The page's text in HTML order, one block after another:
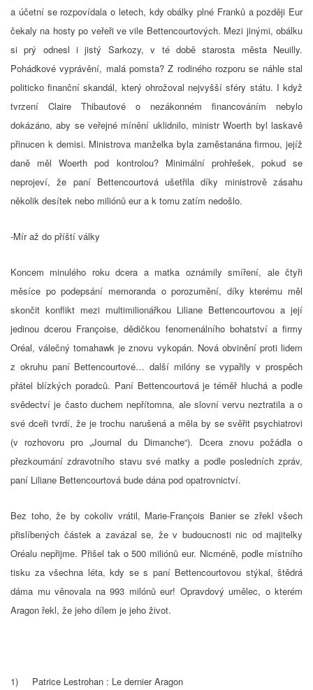
a účetní se rozpovídala o letech, kdy obálky plné Franků a později Eur
čekaly na hosty po veřeři ve vile Bettencourtových. Mezi jinými, obálku
si prý odnesl i jistý Sarkozy, v té době starosta města Neuilly.
Pohádkové vyprávění, malá pomsta? Z rodiného rozporu se náhle stal
politicko finanční skandál, který ohrožoval nejvyšší sféry státu. I když
tvrzení Claire Thibautové o nezákonném financováním nebylo
dokázáno, aby se veřejné mínění uklidnilo, ministr Woerth byl laskavě
přinucen k demisi. Ministrova manželka byla zaměstanána firmou, jejíž
daně měl Woerth pod kontrolou? Minimální prohřešek, pokud se
neprojeví, že paní Bettencourtová ušetřila díky ministrově zásahu
několik desítek nebo miliónů eur a k tomu zatím nedošlo.
-Mír až do příští války
Koncem minulého roku dcera a matka oznámily smíření, ale čtyři
měsíce po podepsání memoranda o porozumění, díky kterému měl
skončit konflikt mezi multimilionářkou Liliane Bettencourtovou a její
jedinou dcerou Françoise, dědičkou fenomenálního bohatství a firmy
Oréal, válečný tomahawk je znovu vykopán. Nová obvinění proti lidem
z okruhu paní Bettencourtové… další milóny se vypařily v prospěch
přátel blízkých poradců. Paní Bettencourtová je téměř hluchá a podle
svědectví je často duchem nepřítomna, ale slovní vervu neztratila a o
své dceři tvrdí, že je trochu narušená a měla by se svěřit psychiatrovi
(v rozhovoru pro „Journal du Dimanche“). Dcera znovu požádla o
přezkoumání zdravotního stavu své matky a podle posledních zpráv,
paní Liliane Bettencourtová bude dána pod opatrovnictví.
Bez toho, že by cokoliv vrátil, Marie-François Banier se zřekl všech
přislíbených částek a zavázal se, že v budoucnosti nic od majitelky
Oréalu nepřijme. Přišel tak o 500 miliónů eur. Nicméně, podle místního
tisku za všechna léta, kdy se s paní Bettencourtovou stýkal, štědrá
dáma mu věnovala na 993 milónů eur! Opravdový umělec, o kterém
Aragon řekl, že jeho dílem je jeho život.
1) Patrice Lestrohan : Le dernier Aragon